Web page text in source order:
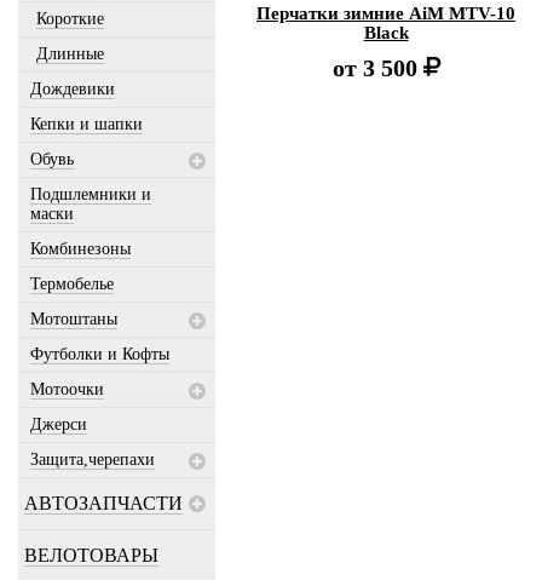
Короткие
Длинные
Дождевики
Кепки и шапки
Обувь
Подшлемники и
маски
Комбинезоны
Термобелье
Мотоштаны
Футболки и Кофты
Мотоочки
Джерси
Защита,черепахи
АВТОЗАПЧАСТИ
ВЕЛОТОВАРЫ
Перчатки зимние AiM MTV-10
Black
от 3 500